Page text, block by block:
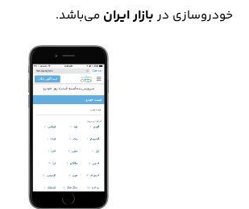
خودروسازی دربازار ایران می‌باشد.